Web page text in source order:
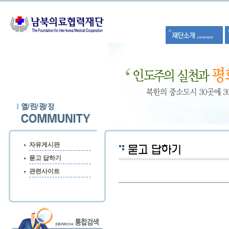
자유게시판
묻고 답하기
관련사이트